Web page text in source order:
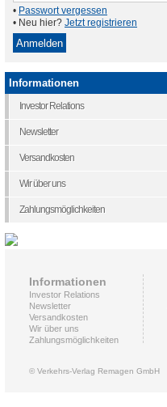
• Passwort vergessen
• Neu hier? Jetzt registrieren
Informationen
Investor Relations
Newsletter
Versandkosten
Wir über uns
Zahlungsmöglichkeiten
Informationen
Investor Relations
Newsletter
Versandkosten
Wir über uns
Zahlungsmöglichkeiten
© Verkehrs-Verlag Remagen GmbH